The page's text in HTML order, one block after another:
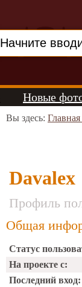
Новые
Вы здесь:
Davalex
Профиль
Общая
Статус
На проекте с:
Последний вход: